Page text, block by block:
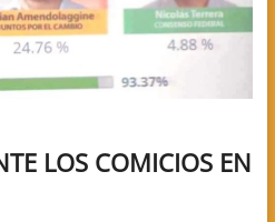
LOS COMICIOS EN